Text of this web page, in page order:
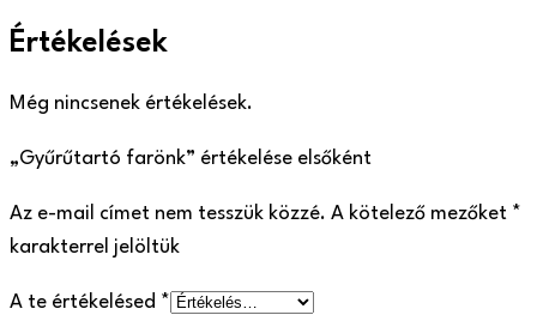
Értékelések
Még nincsenek értékelések.
„Gyűrűtartó farönk” értékelése elsőként
Az e-mail címet nem tesszük közzé. A kötelező mezőket *
karakterrel jelöltük
A te értékelésed *